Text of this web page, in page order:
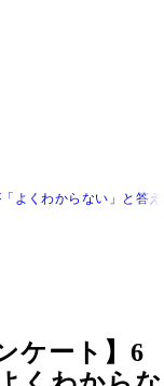
「よくわからない」と
ケート】6